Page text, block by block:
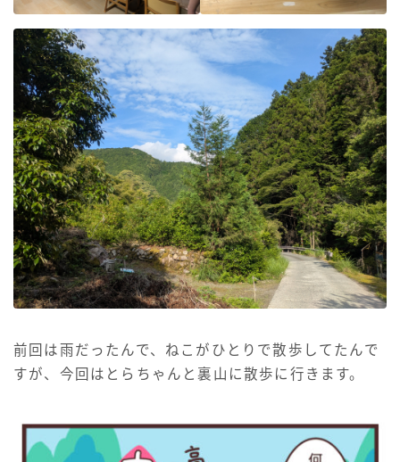
前回は雨だったんで、ねこがひとりで散歩してたんで
すが、今回はとらちゃんと裏山に散歩に行きます。